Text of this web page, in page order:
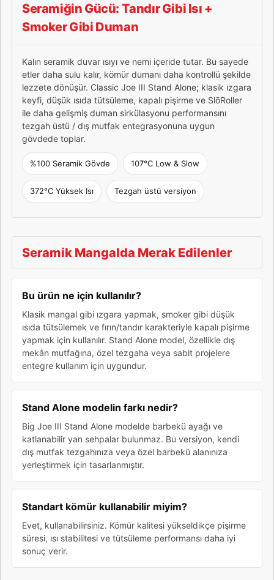
Seramiğin Gücü: Tandır Gibi Isı +
Smoker Gibi Duman
Kalın seramik duvar ısıyı ve nemi içeride tutar. Bu sayede
etler daha sulu kalır, kömür dumanı daha kontrollü şekilde
lezzete dönüşür. Classic Joe III Stand Alone; klasik ızgara
keyfi, düşük ısıda tütsüleme, kapalı pişirme ve SlōRoller
ile daha gelişmiş duman sirkülasyonu performansını
tezgah üstü / dış mutfak entegrasyonuna uygun
gövdede toplar.
%100 Seramik Gövde 107°C Low & Slow
372°C Yüksek Isı Tezgah üstü versiyon
Seramik Mangalda Merak Edilenler
Bu ürün ne için kullanılır?
Klasik mangal gibi ızgara yapmak, smoker gibi düşük
ısıda tütsülemek ve fırın/tandır karakteriyle kapalı pişirme
yapmak için kullanılır. Stand Alone model, özellikle dış
mekân mutfağına, özel tezgaha veya sabit projelere
entegre kullanım için uygundur.
Stand Alone modelin farkı nedir?
Big Joe III Stand Alone modelde barbekü ayağı ve
katlanabilir yan sehpalar bulunmaz. Bu versiyon, kendi
dış mutfak tezgahınıza veya özel barbekü alanınıza
yerleştirmek için tasarlanmıştır.
Standart kömür kullanabilir miyim?
Evet, kullanabilirsiniz. Kömür kalitesi yükseldikçe pişirme
süresi, ısı stabilitesi ve tütsüleme performansı daha iyi
sonuç verir.